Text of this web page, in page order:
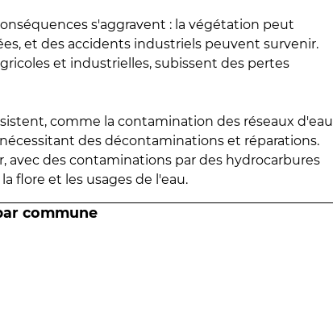
s'aggravent : la végétation peut
et des accidents industriels peuvent survenir.
et industrielles, subissent des pertes
comme la contamination des réseaux d'eau
des décontaminations et réparations.
avec des contaminations par des hydrocarbures
flore et les usages de l'eau.
commune